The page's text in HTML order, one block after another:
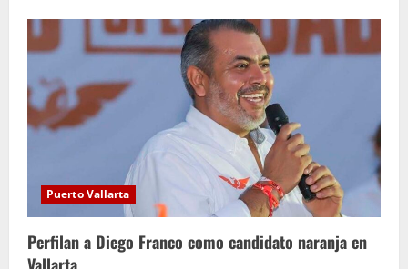
Puerto Vallarta
Perfilan a Diego Franco como candidato naranja en